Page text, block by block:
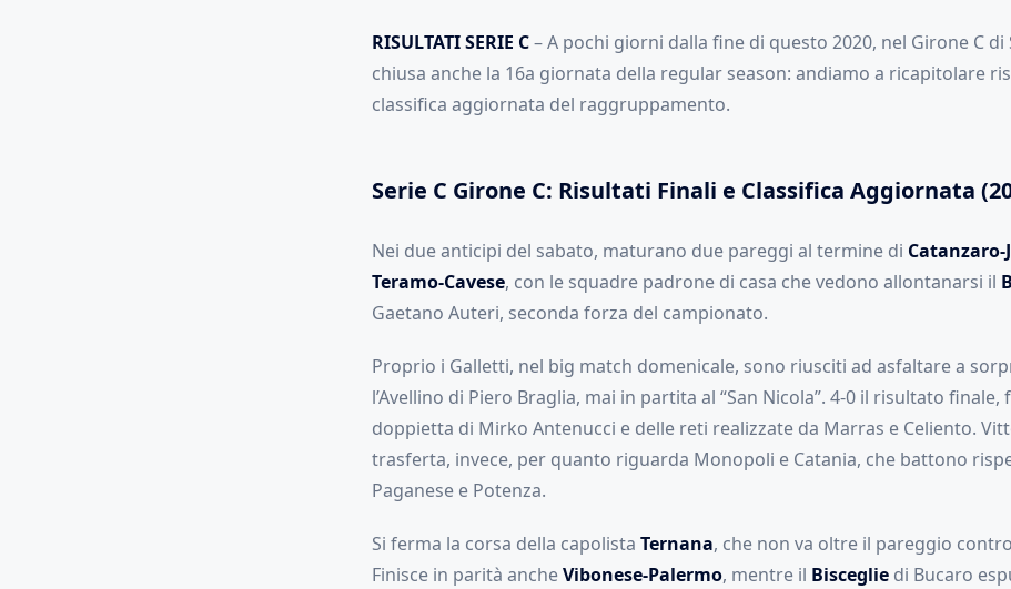
RISULTATI SERIE C– A pochi giorni dalla fine di questo 2020, nel Girone C di
chiusa anche la 16a giornata della regular season: andiamo a ricapitolare
classifica aggiornata del raggruppamento.
Serie C Girone C: Risultati Finali e Classifica Aggiornata
Nei due anticipi del sabato, maturano due pareggi al termine di Catanzaro-
Teramo-Cavese, con le squadre padrone di casa che vedono allontanarsi il
Gaetano Auteri, seconda forza del campionato.
Proprio i Galletti, nel big match domenicale, sono riusciti ad asfaltare a
l’Avellino di Piero Braglia, mai in partita al “San Nicola”. 4-0 il risultato finale,
doppietta di Mirko Antenucci e delle reti realizzate da Marras e Celiento.
trasferta, invece, per quanto riguarda Monopoli e Catania, che battono
Paganese e Potenza.
Si ferma la corsa della capolista Ternana, che non va oltre il pareggio
Finisce in parità ancheVibonese-Palermo, mentre il Biscegliedi Bucaro